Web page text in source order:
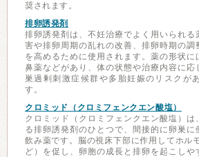
奨されます。
排卵誘発剤
排卵誘発剤は、不妊治療でよく用いられる
害や排卵周期の乱れの改善、排卵時期の調
を高めるために使用されます。薬の形状に
鼻薬などがあり、体の状態や治療内容に応
巣過剰刺激症候群や多胎妊娠のリスクが
す。
クロミッド（クロミフェンクエン酸塩）
クロミッド（クロミフェンクエン酸塩）は
る排卵誘発剤のひとつで、間接的に卵巣に
飲み薬です。脳の視床下部に作用してホル
ど）を促し、卵胞の成長と排卵を起こしや